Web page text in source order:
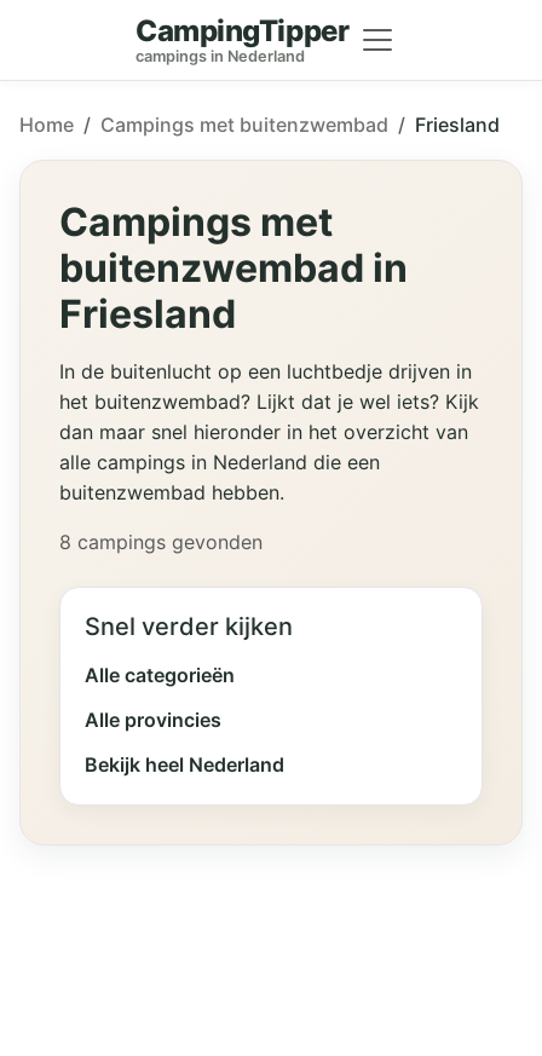
CampingTipper
campings in Nederland
Home Campings met buitenzwembad Friesland
Campings met
buitenzwembad in
Friesland
In de buitenlucht op een luchtbedje drijven in
het buitenzwembad? Lijkt dat je wel iets? Kijk
dan maar snel hieronder in het overzicht van
alle campings in Nederland die een
buitenzwembad hebben.
8 campings gevonden
Snel verder kijken
Alle categorieën
Alle provincies
Bekijk heel Nederland